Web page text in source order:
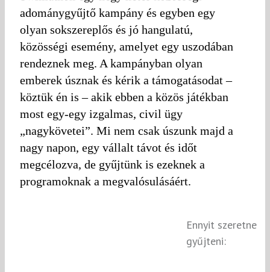
adománygyűjtő kampány és egyben egy
olyan sokszereplős és jó hangulatú,
közösségi esemény, amelyet egy uszodában
rendeznek meg. A kampányban olyan
emberek úsznak és kérik a támogatásodat –
köztük én is – akik ebben a közös játékban
most egy-egy izgalmas, civil ügy
„nagykövetei”. Mi nem csak úszunk majd a
nagy napon, egy vállalt távot és időt
megcélozva, de gyűjtünk is ezeknek a
programoknak a megvalósulásáért.
Ennyit szeretne
gyűjteni: